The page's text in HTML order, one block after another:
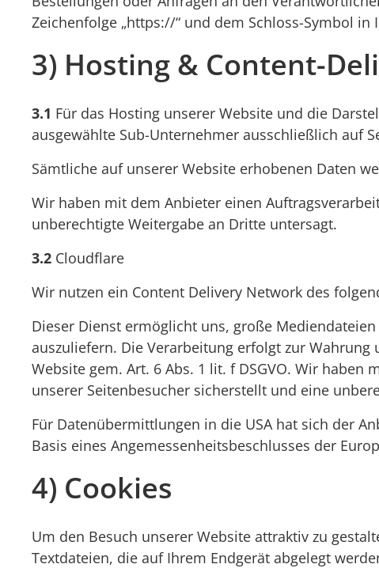
Zeichenfolge „https://“ und dem Schloss-Symbol in
3) Hosting & Content-
3.1 Für das Hosting unserer Website und die
ausgewählte Sub-Unternehmer ausschließlich auf
Sämtliche auf unserer Website erhobenen Daten
Wir haben mit dem Anbieter einen
unberechtigte Weitergabe an Dritte untersagt.
3.2 Cloudflare
Wir nutzen ein Content Delivery Network des
Dieser Dienst ermöglicht uns, große
auszuliefern. Die Verarbeitung erfolgt zur
Website gem. Art. 6 Abs. 1 lit. f DSGVO. Wir
unserer Seitenbesucher sicherstellt und eine
Für Datenübermittlungen in die USA hat sich der
Basis eines Angemessenheitsbeschlusses der
4) Cookies
Um den Besuch unserer Website attraktiv zu
Textdateien, die auf Ihrem Endgerät abgelegt